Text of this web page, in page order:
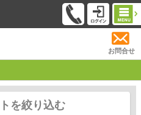
お問合せ
を絞り込む